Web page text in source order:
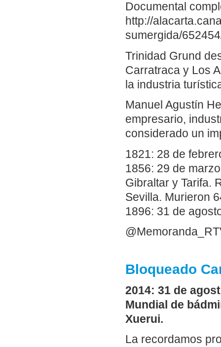
Documental
http://
sumergida/
Trinidad Grund
Carratraca y Los
la industria
Manuel Agustín
empresario,
considerado un
1821: 28 de
1856: 29 de
Gibraltar y Tarifa.
Sevilla. Murieron
1896: 31 de
Bloqueado
2014: 31 de
Mundial de
Xuerui.
La recordamos